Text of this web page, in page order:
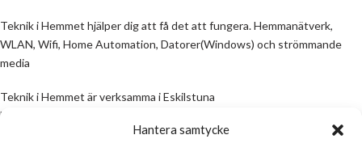
Hantera samtycke
Teknik i Hemmet hjälper dig att få det att fungera. Hemmanätverk,
WLAN, Wifi, Home Automation, Datorer(Windows) och strömmande
media
Teknik i Hemmet är verksamma i Eskilstuna
Email: